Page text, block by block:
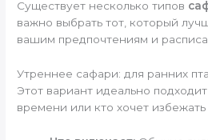
Существует несколько типов
важно выбрать тот, который
вашим предпочтениям и
Утреннее сафари: для ранних
Этот вариант идеально
времени или кто хочет